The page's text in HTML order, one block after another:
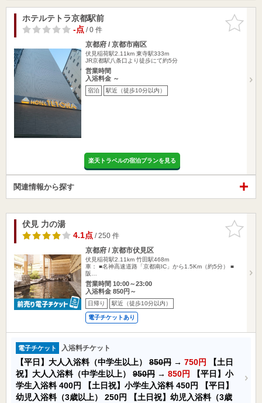
お気に入
りに追加
ホテルテトラ京都駅前
-点/ 0 件
京都府 / 京都市南区
伏見稲荷駅2.11km 東寺駅333m
JR京都駅八条口より徒歩にて約5分
営業時間
入浴料金 ～
宿泊 駅近（徒歩10分以内）
楽天トラベルの宿泊プランを見る
関連情報から探す
お気に入
りに追加
伏見 力の湯
4.1点/ 250 件
京都府 / 京都市伏見区
伏見稲荷駅2.11km 竹田駅468m
車： ■名神高速道路「京都南IC」から1.5Km（約5分） ■
阪…
営業時間 10:00～23:00
入浴料金 850円～
日帰り 駅近（徒歩10分以内）
電子チケットあり
電子チケット 入浴料チケット
【平日】大人入浴料（中学生以上） 850円 → 750円
【土日
祝】大人入浴料（中学生以上） 950円 → 850円
【平日】小
学生入浴料400円 【土日祝】小学生入浴料450円
【平日】
幼児入浴料（3歳以上） 250円
【土日祝】幼児入浴料（3歳